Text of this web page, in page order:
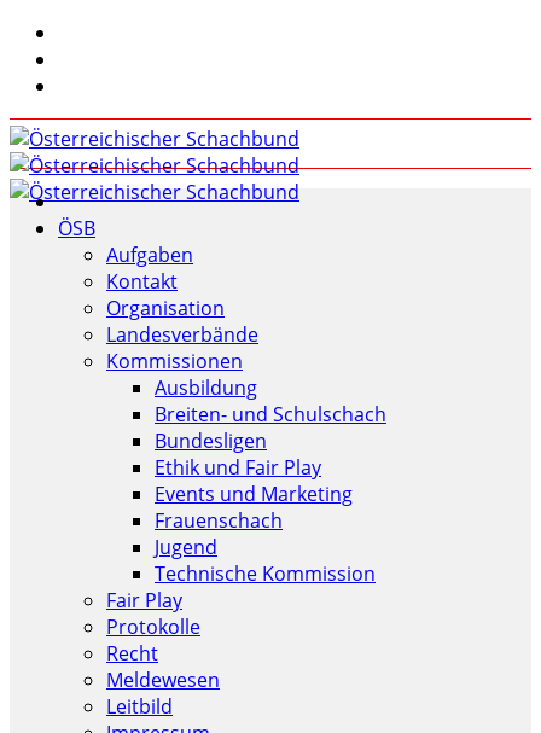
ÖSB
Aufgaben
Kontakt
Organisation
Landesverbände
Kommissionen
Ausbildung
Breiten- und Schulschach
Bundesligen
Ethik und Fair Play
Events und Marketing
Frauenschach
Jugend
Technische Kommission
Fair Play
Protokolle
Recht
Meldewesen
Leitbild